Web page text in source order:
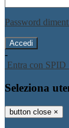
Password
-
Entra con SPID
Seleziona
button close ×